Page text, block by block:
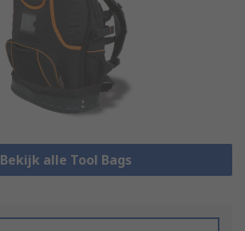
Bekijk alle Tool Bags